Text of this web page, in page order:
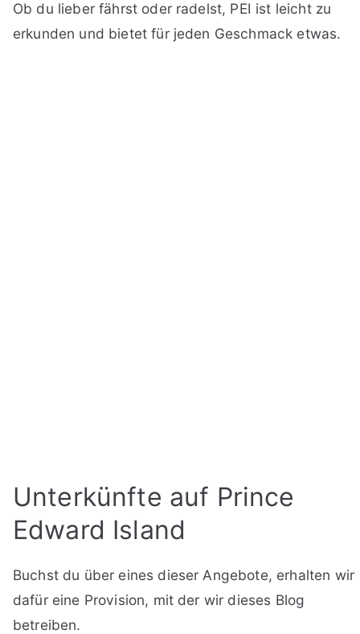
Ob du lieber fährst oder radelst, PEI ist leicht zu
erkunden und bietet für jeden Geschmack etwas.
Unterkünfte auf Prince
Edward Island
Buchst du über eines dieser Angebote, erhalten wir
dafür eine Provision, mit der wir dieses Blog
betreiben.